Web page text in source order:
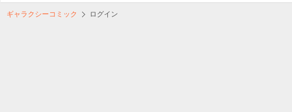
ギャラクシーコミック ログイン